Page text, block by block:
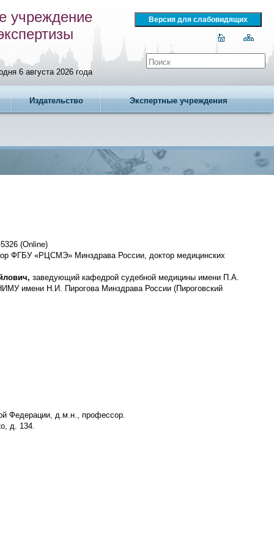
учреждение
6 августа 2026 года
Издательство Экспертные учреждения
(Online)
ФГБУ «РЦСМЭ» Минздрава России, доктор медицинских
, заведующий кафедрой судебной медицины имени П.А.
имени Н.И. Пирогова Минздрава России (Пироговский
Федерации, д.м.н., профессор.
д. 134.